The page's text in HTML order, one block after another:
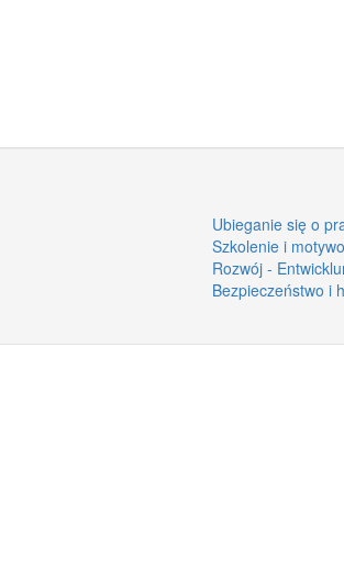
Ubieganie się o
Szkolenie i
Rozwój -
Bezpieczeństwo i